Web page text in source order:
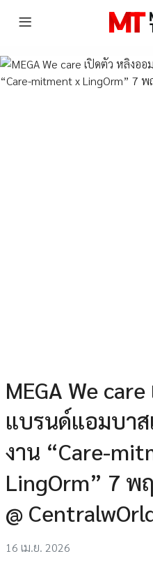
MEGA We
แบรนด์แอมบาส
งาน “Care-
LingOrm” 7
@
16 เม.ย. 2026